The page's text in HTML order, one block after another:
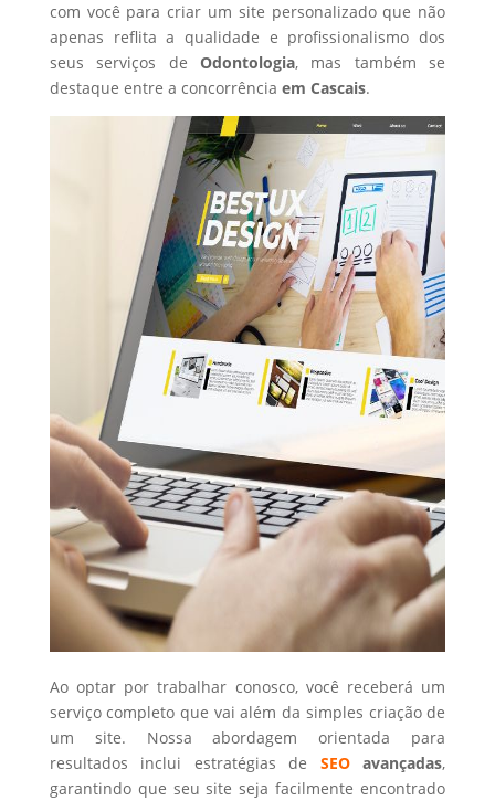
com você para criar um site personalizado que não
apenas reflita a qualidade e profissionalismo dos
seus serviços de Odontologia, mas também se
destaque entre a concorrência em Cascais.
Ao optar por trabalhar conosco, você receberá um
serviço completo que vai além da simples criação de
um site. Nossa abordagem orientada para
resultados inclui estratégias de SEOavançadas,
garantindo que seu site seja facilmente encontrado